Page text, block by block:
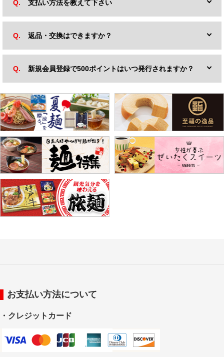
支払い方法を教えて下さい
返品・交換はできますか？
新規会員登録で500ポイントはいつ発行されますか？
お支払い方法について
・クレジットカード